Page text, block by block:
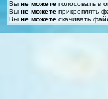
Вы не можете голосовать в
Вы не можете прикреплять
Вы не можете скачивать